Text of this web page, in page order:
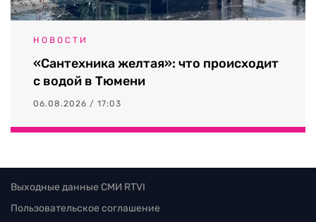
НОВОСТИ
«Сантехника желтая»: что происходит
с водой в Тюмени
06.08.2026 / 17:03
Выходные данные СМИ RTVI
Пользовательское соглашение